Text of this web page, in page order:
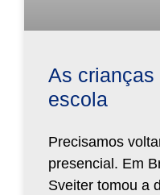
As
escola
Precisamos
presencial. Em
Sveiter tomou a